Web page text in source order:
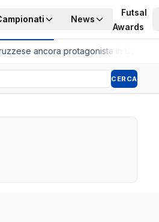
News
Futsal
Awards
ancora protagonista in C2
CERCA